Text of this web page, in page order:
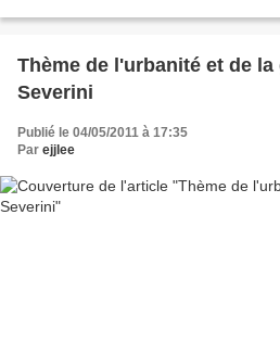
Thème de l'urbanité et de
Severini
Publié le 04/05/2011 à 17:35
Par ejjlee